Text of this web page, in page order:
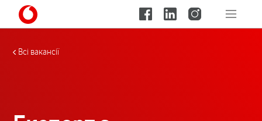
Всі вакансії